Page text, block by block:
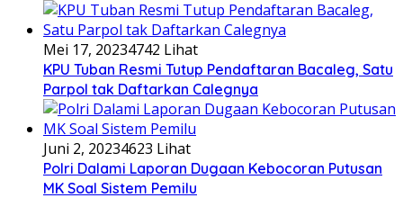
Mei 17, 20234742 Lihat
KPU Tuban Resmi Tutup Pendaftaran Bacaleg, Satu
Parpol tak Daftarkan Calegnya
Juni 2, 20234623 Lihat
Polri Dalami Laporan Dugaan Kebocoran Putusan
MK Soal Sistem Pemilu